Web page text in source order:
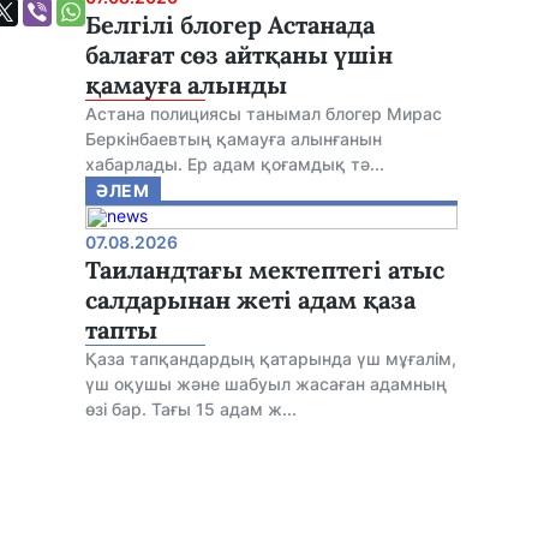
Белгілі блогер Астанада
балағат сөз айтқаны үшін
қамауға алынды
Астана полициясы танымал блогер Мирас
Беркінбаевтың қамауға алынғанын
хабарлады. Ер адам қоғамдық тә...
ӘЛЕМ
07.08.2026
Таиландтағы мектептегі атыс
салдарынан жеті адам қаза
тапты
Қаза тапқандардың қатарында үш мұғалім,
үш оқушы және шабуыл жасаған адамның
өзі бар. Тағы 15 адам ж...